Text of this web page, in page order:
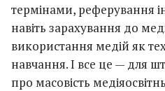
термінами, реферування
навіть зарахування до
використання медій як
навчання. І все це — для
про масовість